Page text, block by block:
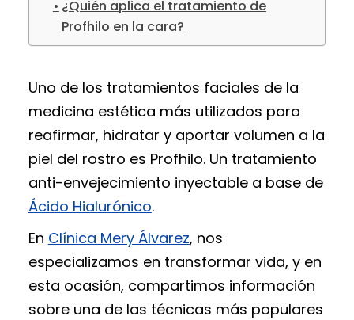
¿Quién aplica el tratamiento de
Profhilo en la cara?
Uno de los tratamientos faciales de la
medicina estética más utilizados para
reafirmar, hidratar y aportar volumen a la
piel del rostro es Profhilo. Un tratamiento
anti-envejecimiento inyectable a base de
Ácido Hialurónico.
En Clínica Mery Álvarez, nos
especializamos en transformar vida, y en
esta ocasión, compartimos información
sobre una de las técnicas más populares